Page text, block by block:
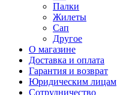
Палки
Жилеты
Сап
Другое
О магазине
Доставка и оплата
Гарантия и возврат
Юридическим лицам
Сотрудничество